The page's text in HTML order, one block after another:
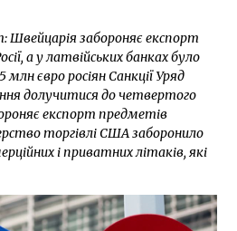
забороняє експорт
а у латвійських банках було
євро росіян Санкції Уряд
долучитися до четвертого
експорт предметів
торгівлі США заборонило
і приватних літаків, які